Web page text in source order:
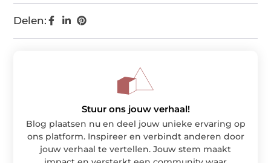
Delen:
Stuur ons jouw verhaal!
Blog plaatsen nu en deel jouw unieke ervaring op
ons platform. Inspireer en verbindt anderen door
jouw verhaal te vertellen. Jouw stem maakt